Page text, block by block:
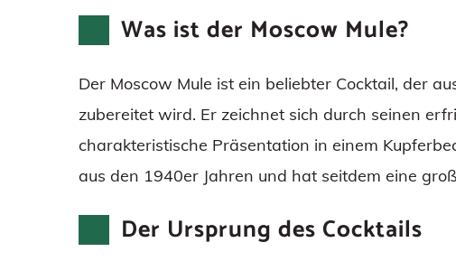
Was ist der Moscow Mule?
Der Moscow Mule ist ein beliebter Cocktail, der
zubereitet wird. Er zeichnet sich durch seinen
charakteristische Präsentation in einem
aus den 1940er Jahren und hat seitdem eine
Der Ursprung des Cocktails